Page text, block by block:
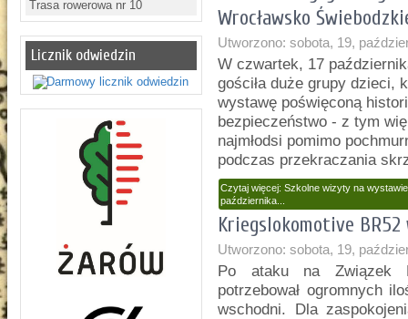
Trasa rowerowa nr 10
Licznik odwiedzin
Wrocławsko
Utworzono: sobota, 19,
W czwartek, 17
gościła duże grupy dzieci,
wystawę poświęconą
bezpieczeństwo - z tym
najmłodsi pomimo
podczas przekraczania
Czytaj więcej: Szkolne wizyty na
października...
Kriegslokomotive BR52
Utworzono: sobota, 19,
Po ataku na Związek
potrzebował ogromnych
wschodni. Dla